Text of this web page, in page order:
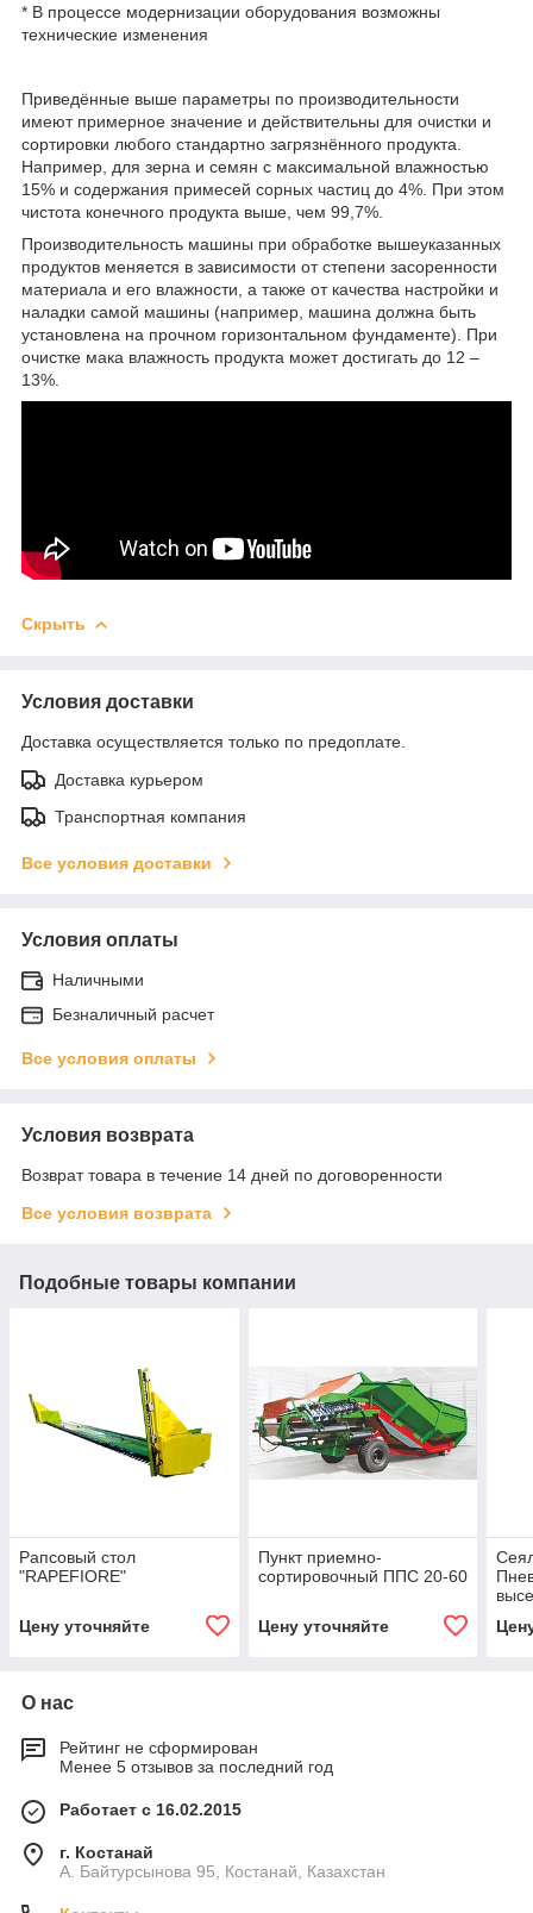
* В процессе модернизации оборудования возможны
технические изменения
Приведённые выше параметры по производительности
имеют примерное значение и действительны для очистки и
сортировки любого стандартно загрязнённого продукта.
Например, для зерна и семян с максимальной влажностью
15% и содержания примесей сорных частиц до 4%. При этом
чистота конечного продукта выше, чем 99,7%.
Производительность машины при обработке вышеуказанных
продуктов меняется в зависимости от степени засоренности
материала и его влажности, а также от качества настройки и
наладки самой машины (например, машина должна быть
установлена на прочном горизонтальном фундаменте). При
очистке мака влажность продукта может достигать до 12 –
13%.
Скрыть
Условия доставки
Доставка осуществляется только по предоплате.
Доставка курьером
Транспортная компания
Все условия доставки
Условия оплаты
Наличными
Безналичный расчет
Все условия оплаты
Условия возврата
Возврат товара в течение 14 дней по договоренности
Все условия возврата
Подобные товары компании
Рапсовый стол
"RAPEFIORE"
Цену уточняйте
Пункт приемно-
сортировочный ППС 20-60
Цену уточняйте
О нас
Рейтинг не сформирован
Менее 5 отзывов за последний год
Работает с 16.02.2015
г. Костанай
А. Байтурсынова 95, Костанай, Казахстан